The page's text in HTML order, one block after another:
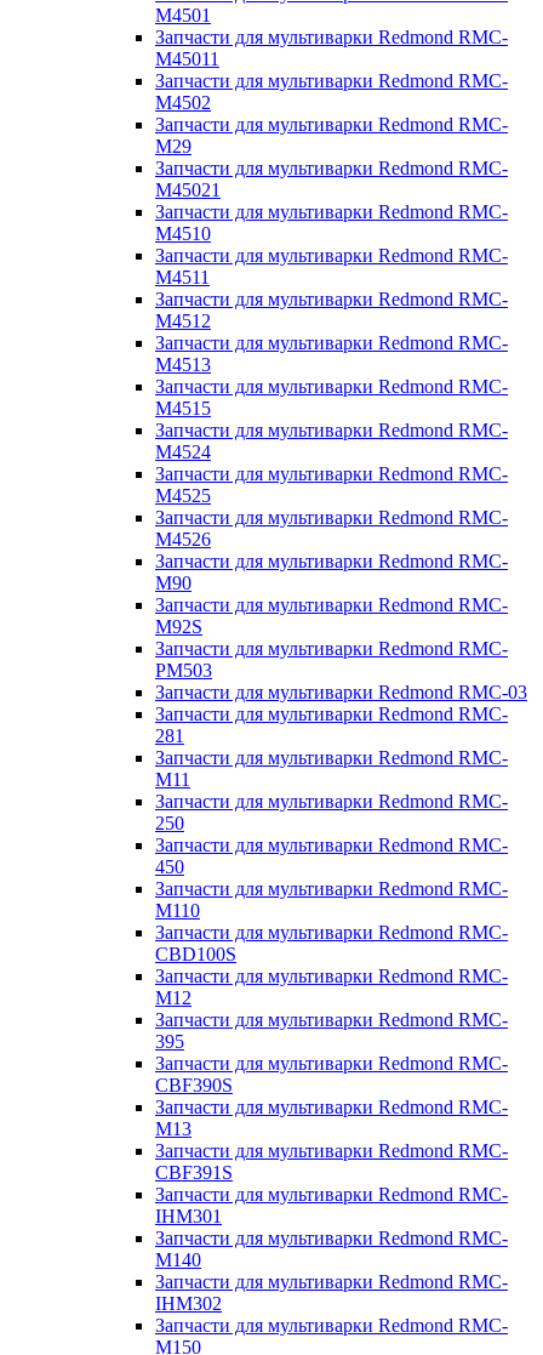
M4501
Запчасти для мультиварки Redmond RMC-
M45011
Запчасти для мультиварки Redmond RMC-
M4502
Запчасти для мультиварки Redmond RMC-
M29
Запчасти для мультиварки Redmond RMC-
M45021
Запчасти для мультиварки Redmond RMC-
M4510
Запчасти для мультиварки Redmond RMC-
M4511
Запчасти для мультиварки Redmond RMC-
M4512
Запчасти для мультиварки Redmond RMC-
M4513
Запчасти для мультиварки Redmond RMC-
M4515
Запчасти для мультиварки Redmond RMC-
M4524
Запчасти для мультиварки Redmond RMC-
M4525
Запчасти для мультиварки Redmond RMC-
M4526
Запчасти для мультиварки Redmond RMC-
M90
Запчасти для мультиварки Redmond RMC-
M92S
Запчасти для мультиварки Redmond RMC-
PM503
Запчасти для мультиварки Redmond RMC-03
Запчасти для мультиварки Redmond RMC-
281
Запчасти для мультиварки Redmond RMC-
M11
Запчасти для мультиварки Redmond RMC-
250
Запчасти для мультиварки Redmond RMC-
450
Запчасти для мультиварки Redmond RMC-
M110
Запчасти для мультиварки Redmond RMC-
CBD100S
Запчасти для мультиварки Redmond RMC-
M12
Запчасти для мультиварки Redmond RMC-
395
Запчасти для мультиварки Redmond RMC-
CBF390S
Запчасти для мультиварки Redmond RMC-
M13
Запчасти для мультиварки Redmond RMC-
CBF391S
Запчасти для мультиварки Redmond RMC-
IHM301
Запчасти для мультиварки Redmond RMC-
M140
Запчасти для мультиварки Redmond RMC-
IHM302
Запчасти для мультиварки Redmond RMC-
M150